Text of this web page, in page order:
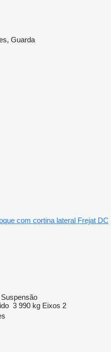
Guarda
com cortina lateral Frejat DC
Suspensão
3 990 kg Eixos 2